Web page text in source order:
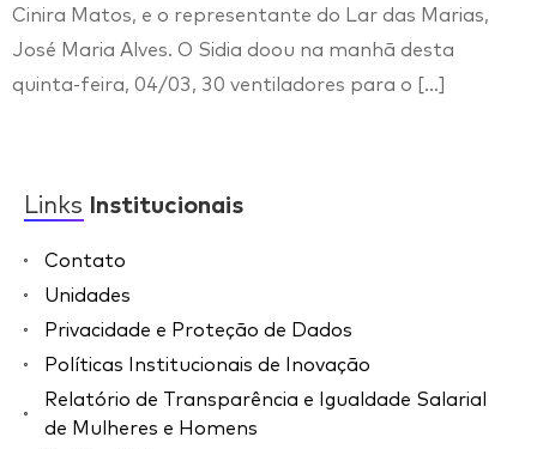
Cinira Matos, e o representante do Lar das Marias,
José Maria Alves. O Sidia doou na manhã desta
quinta-feira, 04/03, 30 ventiladores para o […]
Links Institucionais
Contato
Unidades
Privacidade e Proteção de Dados
Políticas Institucionais de Inovação
Relatório de Transparência e Igualdade Salarial
de Mulheres e Homens